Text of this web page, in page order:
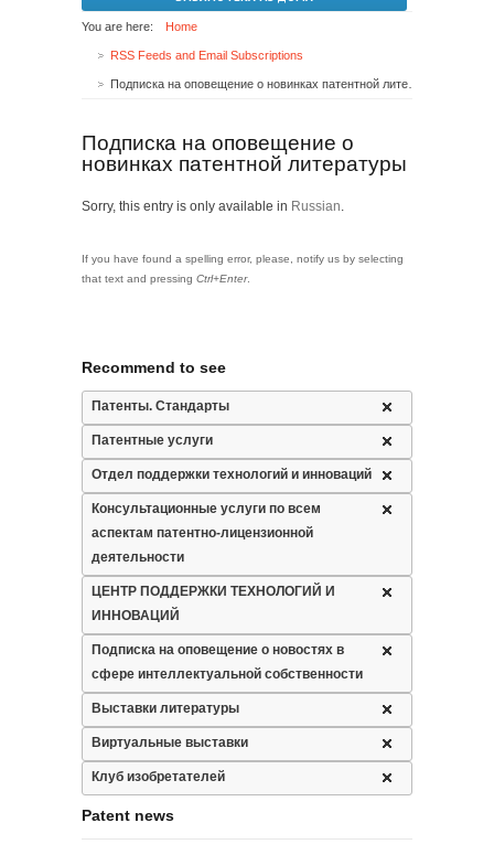
You are here: Home
RSS Feeds and Email Subscriptions
Подписка на оповещение о
новинках патентной литературы
Sorry, this entry is only available in Russian.
If you have found a spelling error, please, notify us by selecting
that text and pressing Ctrl+Enter.
Recommend to see
Патенты. Стандарты
Патентные услуги
Отдел поддержки технологий и инноваций
Консультационные услуги по всем
аспектам патентно-лицензионной
деятельности
ЦЕНТР ПОДДЕРЖКИ ТЕХНОЛОГИЙ И
ИННОВАЦИЙ
Подписка на оповещение о новостях в
сфере интеллектуальной собственности
Выставки литературы
Виртуальные выставки
Клуб изобретателей
Patent news